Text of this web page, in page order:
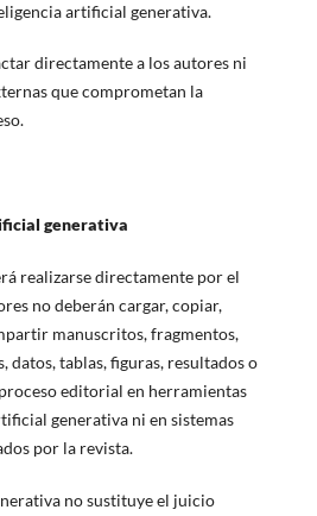
artificial generativa.
directamente a los autores ni
que comprometan la
generativa
realizarse directamente por el
no deberán cargar, copiar,
manuscritos, fragmentos,
datos, tablas, figuras, resultados o
editorial en herramientas
generativa ni en sistemas
por la revista.
no sustituye el juicio